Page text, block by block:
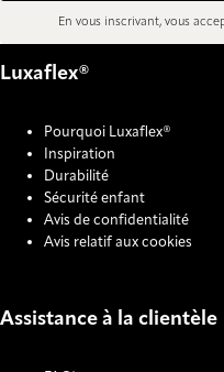
En vous inscrivant, vous
Luxaflex®
Pourquoi Luxaflex®
Inspiration
Durabilité
Sécurité enfant
Avis de confidentialité
Avis relatif aux cookies
Assistance à la clientèle